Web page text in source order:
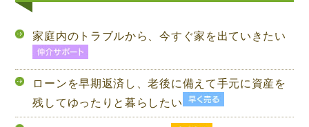
家庭内のトラブルから、今すぐ家を出ていきたい
ローンを早期返済し、老後に備えて手元に資産を
残してゆったりと暮らしたい